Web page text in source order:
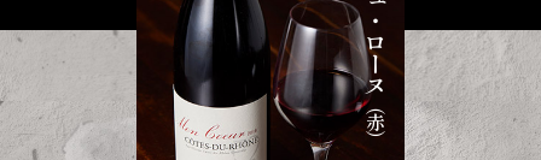
ヌ
（赤）